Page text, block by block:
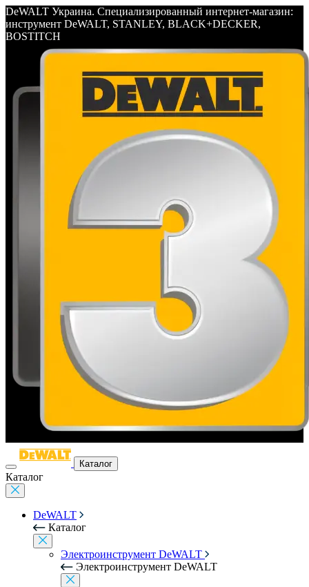
DeWALT Украина. Специализированный интернет-магазин:
инструмент DeWALT, STANLEY, BLACK+DECKER,
BOSTITCH
Каталог
Каталог
DeWALT
Каталог
Электроинструмент DeWALT
Электроинструмент DeWALT